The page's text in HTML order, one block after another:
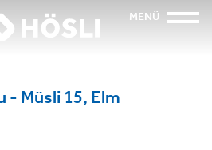
MENÜ
- Müsli 15, Elm